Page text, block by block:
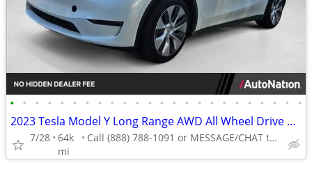
• • • • • • • • • • • • • • • • • • • • • • • •
2023 Tesla Model Y Long Range AWD All Wheel Drive SUV Electric AUTONATION
7/28 64k
mi
Call (888) 788-1091 or MESSAGE/CHAT to confirm availability